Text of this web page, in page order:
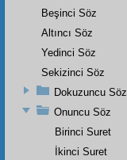
Beşinci Söz
Altıncı Söz
Yedinci Söz
Sekizinci Söz
Dokuzuncu Söz
Onuncu Söz
Birinci Suret
İkinci Suret